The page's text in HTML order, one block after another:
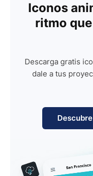
Iconos
ritmo
Descarga gratis
dale a tus